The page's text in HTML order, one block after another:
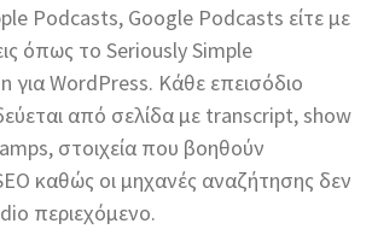
Podcasts, Google Podcasts είτε με
όπως το Seriously Simple
για WordPress. Κάθε επεισόδιο
από σελίδα με transcript, show
στοιχεία που βοηθούν
καθώς οι μηχανές αναζήτησης δεν
περιεχόμενο.